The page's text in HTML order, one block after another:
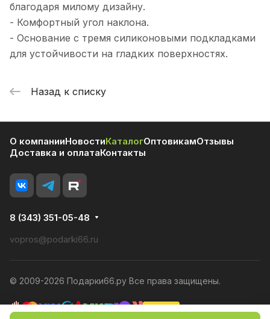
благодаря милому дизайну.
- Комфортный угол наклона.
- Основание с тремя силиконовыми подкладками
для устойчивости на гладких поверхностях.
Назад к списку
О компанииНовостиКаталогОптовикамОтзывы
Доставка и оплатаКонтакты
8 (343) 351-05-48
vopros@podarki66.ru
© 2009-2026 Подарки66.ру Все права защищены.